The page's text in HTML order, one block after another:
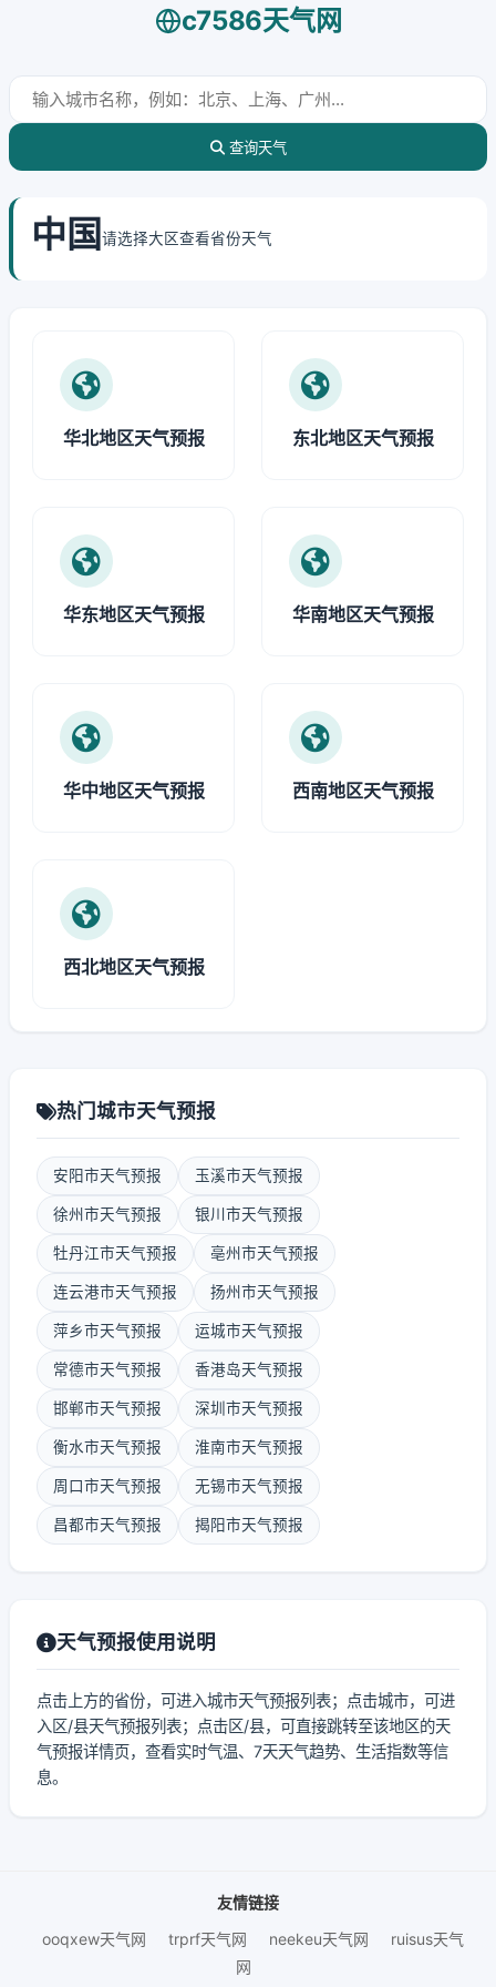
c7586天气网
查询天气
中国 请选择大区查看省份天气
华北地区天气预报 东北地区天气预报
华东地区天气预报 华南地区天气预报
华中地区天气预报 西南地区天气预报
西北地区天气预报
热门城市天气预报
安阳市天气预报 玉溪市天气预报
徐州市天气预报 银川市天气预报
牡丹江市天气预报 亳州市天气预报
连云港市天气预报 扬州市天气预报
萍乡市天气预报 运城市天气预报
常德市天气预报 香港岛天气预报
邯郸市天气预报 深圳市天气预报
衡水市天气预报 淮南市天气预报
周口市天气预报 无锡市天气预报
昌都市天气预报 揭阳市天气预报
天气预报使用说明
点击上方的省份，可进入城市天气预报列表；点击城市，可进
入区/县天气预报列表；点击区/县，可直接跳转至该地区的天
气预报详情页，查看实时气温、7天天气趋势、生活指数等信
息。
友情链接
ooqxew天气网
trprf天气网 neekeu天气网
ruisus天气
网